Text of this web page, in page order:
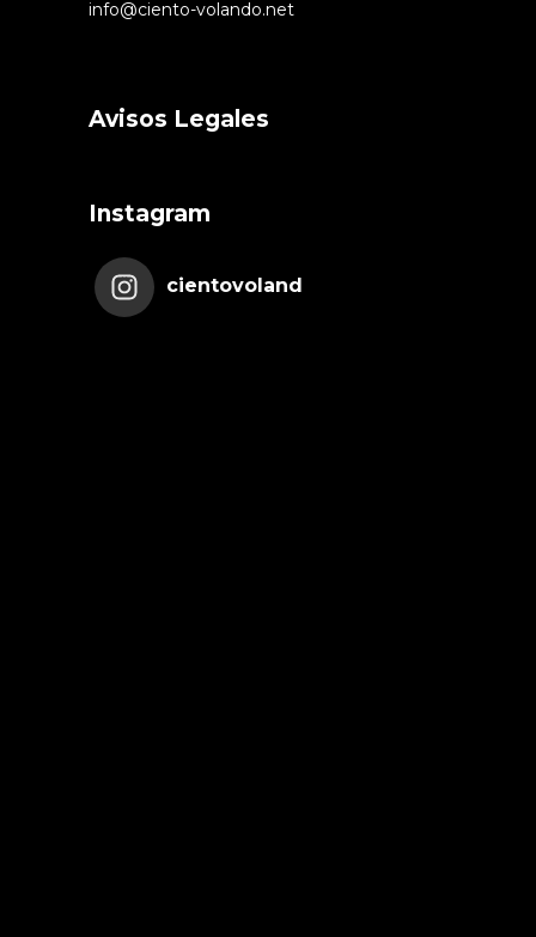
info@ciento-volando.net
Avisos Legales
Instagram
cientovoland